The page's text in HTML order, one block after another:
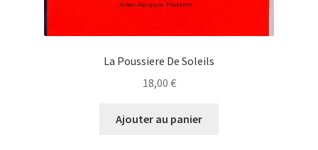
La Poussiere De Soleils
18,00 €
Ajouter au panier